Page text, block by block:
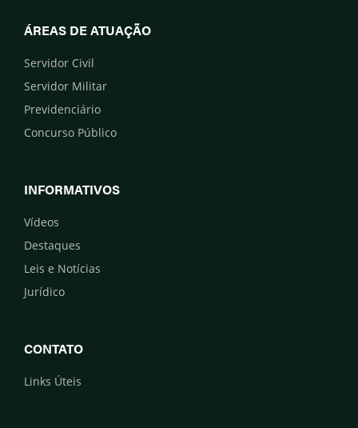
ÁREAS DE ATUAÇÃO
Servidor Civil
Servidor Militar
Previdenciário
Concurso Público
INFORMATIVOS
Vídeos
Destaques
Leis e Notícias
Jurídico
CONTATO
Links Úteis